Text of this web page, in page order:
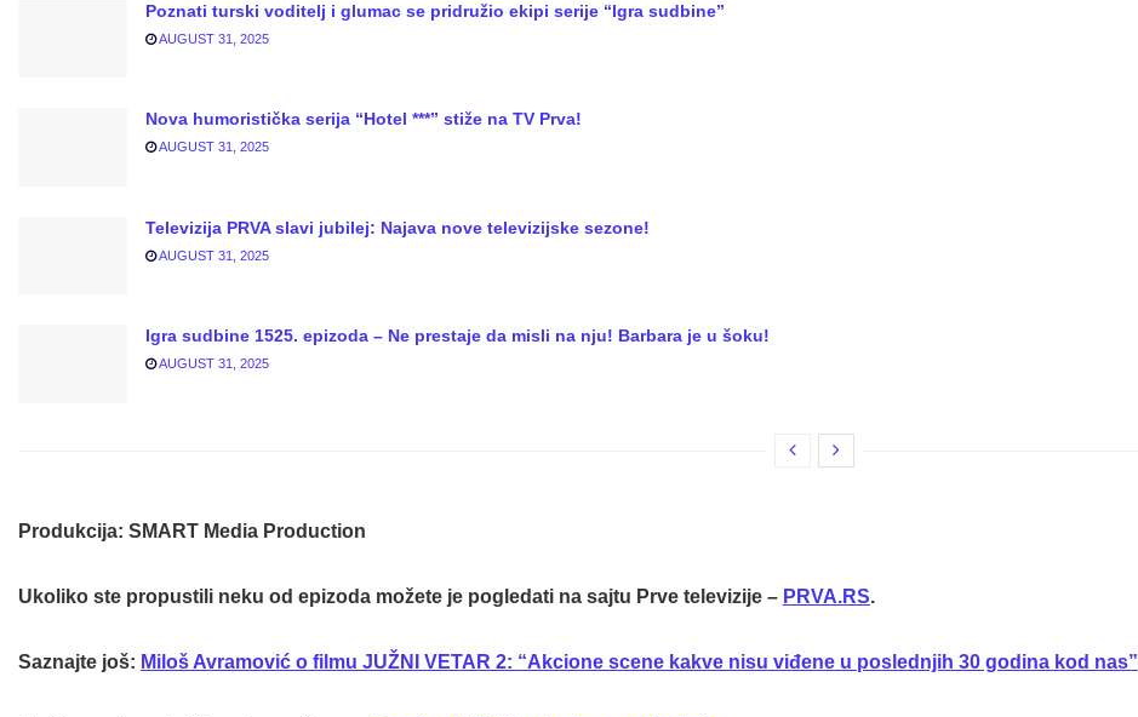
Poznati turski voditelj i glumac se pridružio ekipi serije “Igra sudbine”
AUGUST 31, 2025
Nova humoristička serija “Hotel ***” stiže na TV Prva!
AUGUST 31, 2025
Televizija PRVA slavi jubilej: Najava nove televizijske sezone!
AUGUST 31, 2025
Igra sudbine 1525. epizoda – Ne prestaje da misli na nju! Barbara je u šoku!
AUGUST 31, 2025
Produkcija: SMART Media Production
Ukoliko ste propustili neku od epizoda možete je pogledati na sajtu Prve televizije – PRVA.RS.
Saznajte još: Miloš Avramović o filmu JUŽNI VETAR 2: “Akcione scene kakve nisu viđene u poslednjih 30 godina kod nas”